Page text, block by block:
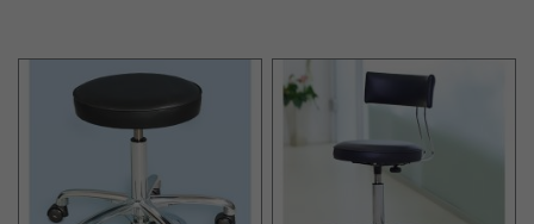
HINZUFÜGEN HINZUFÜGEN